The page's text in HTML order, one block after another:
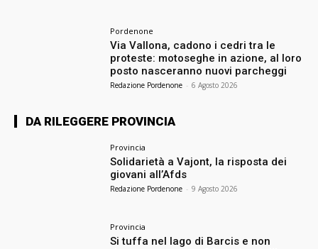
Pordenone
Via Vallona, cadono i cedri tra le
proteste: motoseghe in azione, al loro
posto nasceranno nuovi parcheggi
Redazione Pordenone - 6 Agosto 2026
DA RILEGGERE PROVINCIA
Provincia
Solidarietà a Vajont, la risposta dei
giovani all’Afds
Redazione Pordenone - 9 Agosto 2026
Provincia
Si tuffa nel lago di Barcis e non